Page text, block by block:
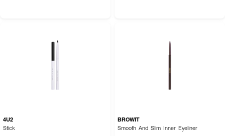
4U2
Stick
BROWIT
Smooth And Slim Inner Eyeliner